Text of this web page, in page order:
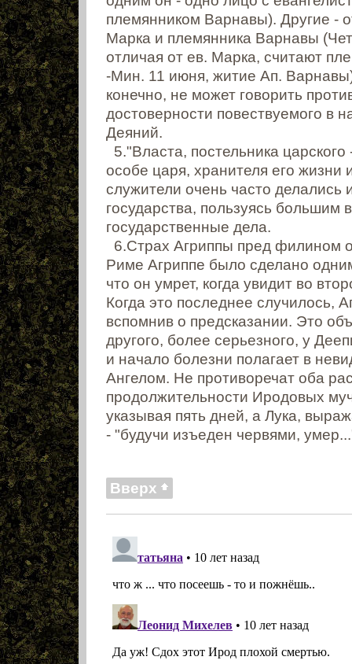
племянником Варнавы). Другие -
Марка и племянника Варнавы
отличая от ев. Марка, считают
-Мин. 11 июня, житие Ап.
конечно, не может говорить
достоверности повествуемого в
Деяний.
5."Власта, постельника
особе царя, хранителя его жизни
служители очень часто
государства, пользуясь большим
государственные дела.
6.Страх Агриппы пред филином
Риме Агриппе было сделано
что он умрет, когда увидит во
Когда это последнее случилось,
вспомнив о предсказании. Это
другого, более серьезного, у
и начало болезни полагает в
Ангелом. Не противоречат оба
продолжительности Иродовых
указывая пять дней, а Лука,
- "будучи изъеден червями,
Вверх